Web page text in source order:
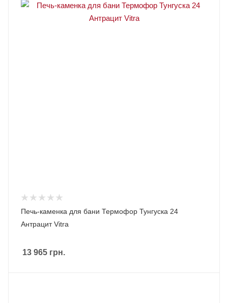
Печь-каменка для бани Термофор Тунгуска 24
Антрацит Vitra
13 965 грн.